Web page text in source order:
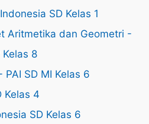
SD Kelas 1
Aritmetika dan Geometri -
8
SD MI Kelas 6
Kelas 4
SD Kelas 6